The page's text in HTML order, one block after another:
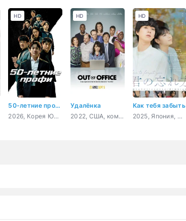
50-летние профи
2026, Корея Южная, комедия, боевик, криминал
HD
Удалёнка
2022, США, комедия
HD
Как тебя забыть
2025, Япония, мелодрама, драма
HD